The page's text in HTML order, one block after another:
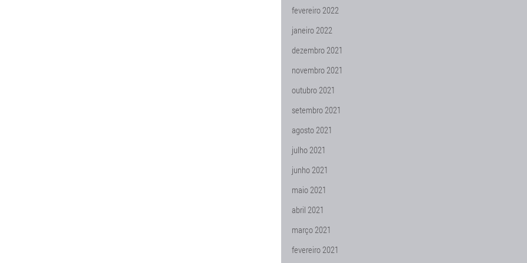
fevereiro 2022
janeiro 2022
dezembro 2021
novembro 2021
outubro 2021
setembro 2021
agosto 2021
julho 2021
junho 2021
maio 2021
abril 2021
março 2021
fevereiro 2021